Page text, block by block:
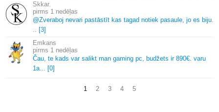
Skkar.
1 nedēļas
@Zveraboj nevari pastāstīt kas tagad notiek pasaule, jo es biju.
.. [3]
Emkans
1 nedēļas
Čau, te kads var salikt man gaming pc, budžets ir 890€. varu
1a... [0]
1 2 3 4 5